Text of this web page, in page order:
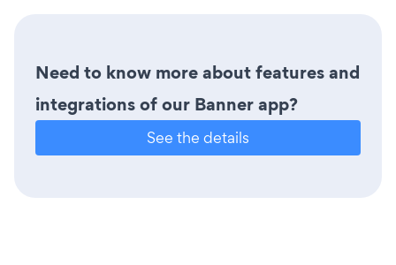
Need to know more about features and
integrations of our Banner app?
See the details